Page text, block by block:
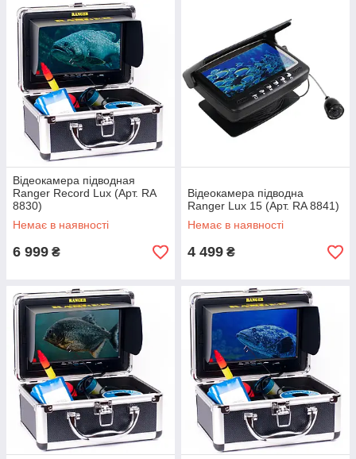
Відеокамера підводная
Ranger Record Lux (Арт. RA
8830)
Немає в наявності
6 999 ₴
Відеокамера підводна
Ranger Lux 15 (Арт. RA 8841)
Немає в наявності
4 499 ₴